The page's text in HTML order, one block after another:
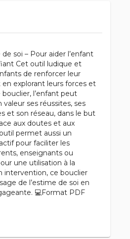
soi – Pour aider l’enfant
Cet outil ludique et
de renforcer leur
explorant leurs forces et
l’enfant peut
ses réussites, ses
et son réseau, dans le but
aux doutes et aux
permet aussi un
pour faciliter les
enseignants ou
une utilisation à la
intervention, ce bouclier
de l’estime de soi en
💻Format PDF